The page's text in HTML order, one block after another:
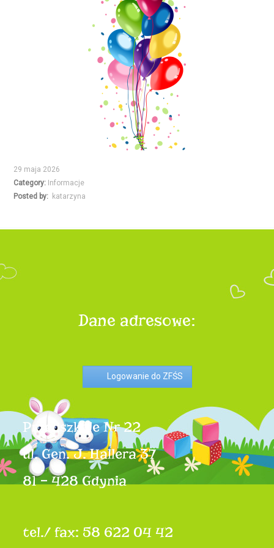
29 maja 2026
Category: Informacje
Posted by: katarzyna
Dane adresowe:
Logowanie do ZFŚS
Przedszkole Nr 22
ul. Gen. J. Hallera 37
81 – 428 Gdynia
tel./ fax: 58 622 04 42